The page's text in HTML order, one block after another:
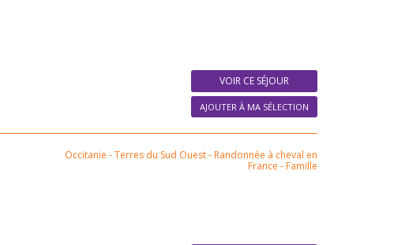
VOIR CE SÉJOUR
AJOUTER À MA SÉLECTION
Occitanie - Terres du Sud Ouest- Randonnée à cheval en
France - Famille